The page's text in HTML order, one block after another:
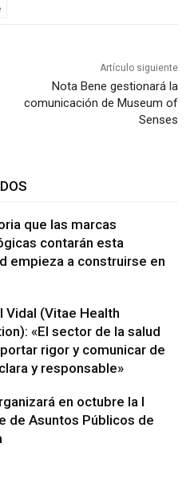
Artículo siguiente
Nota Bene gestionará la
comunicación de Museum of
Senses
que las marcas
contarán esta
empieza a construirse en
Vidal (Vitae Health
«El sector de la salud
rigor y comunicar de
y responsable»
en octubre la I
de Asuntos Públicos de